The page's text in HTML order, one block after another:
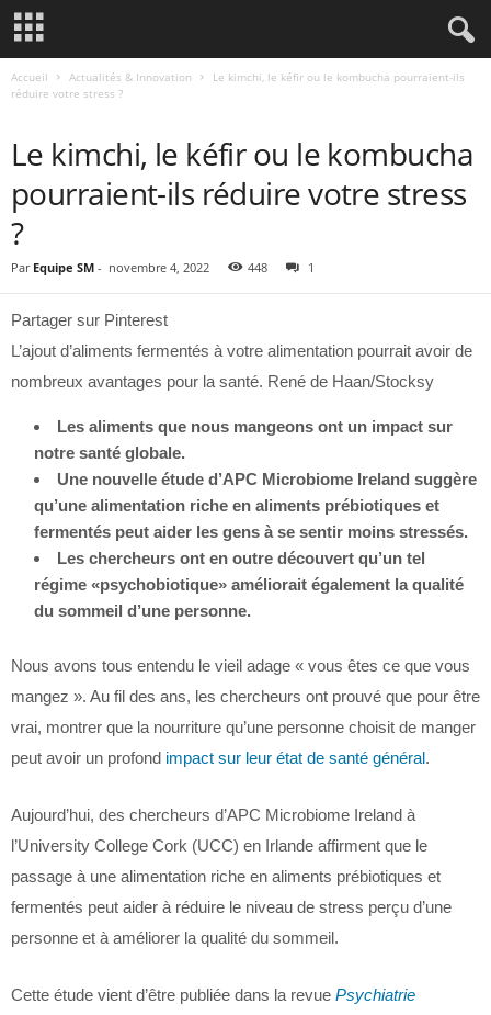
Accueil Actualités & Innovation
Le kimchi, le kéfir ou le kombucha pourraient-ils
réduire votre stress ?
Le kimchi, le kéfir ou le kombucha
pourraient-ils réduire votre stress
?
Par Equipe SM - novembre 4, 2022 448 1
Partager sur Pinterest
L’ajout d’aliments fermentés à votre alimentation pourrait avoir de
nombreux avantages pour la santé. René de Haan/Stocksy
Les aliments que nous mangeons ont un impact sur
notre santé globale.
Une nouvelle étude d’APC Microbiome Ireland suggère
qu’une alimentation riche en aliments prébiotiques et
fermentés peut aider les gens à se sentir moins stressés.
Les chercheurs ont en outre découvert qu’un tel
régime «psychobiotique» améliorait également la qualité
du sommeil d’une personne.
Nous avons tous entendu le vieil adage « vous êtes ce que vous
mangez ». Au fil des ans, les chercheurs ont prouvé que pour être
vrai, montrer que la nourriture qu’une personne choisit de manger
peut avoir un profond impact sur leur état de santé général.
Aujourd’hui, des chercheurs d’APC Microbiome Ireland à
l’University College Cork (UCC) en Irlande affirment que le
passage à une alimentation riche en aliments prébiotiques et
fermentés peut aider à réduire le niveau de stress perçu d’une
personne et à améliorer la qualité du sommeil.
Cette étude vient d’être publiée dans la revue Psychiatrie